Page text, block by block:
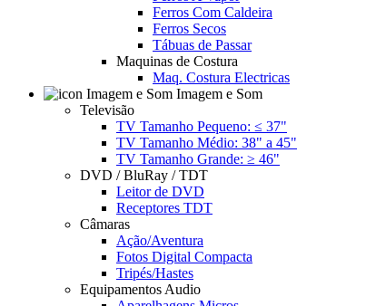
Ferros Com Caldeira
Ferros Secos
Tábuas de Passar
Maquinas de Costura
Maq. Costura Electricas
Imagem e Som
Televisão
TV Tamanho Pequeno: ≤ 37"
TV Tamanho Médio: 38" a 45"
TV Tamanho Grande: ≥ 46"
DVD / BluRay / TDT
Leitor de DVD
Receptores TDT
Câmaras
Ação/Aventura
Fotos Digital Compacta
Tripés/Hastes
Equipamentos Audio